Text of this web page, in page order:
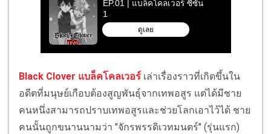
Black Clover แบล็คโคลเวอร์ เล่าเรื่องราวที่เกิดขึ้นใน
อดีตที่มนุษย์เกือบต้องสูญพันธุ์จากเทพอสูร แต่ได้มีชาย
คนหนึ่งสามารถปราบเทพอสูรและช่วยโลกเอาไว้ได้ ชาย
คนนั้นถูกขนานนามว่า "จักรพรรดิเวทมนตร์" (รุ่นแรก)